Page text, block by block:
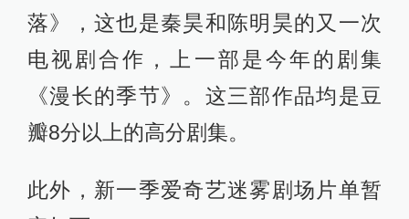
落》，这也是秦昊和陈明昊的又一次
电视剧合作，上一部是今年的剧集
《漫长的季节》。这三部作品均是豆
瓣8分以上的高分剧集。
此外，新一季爱奇艺迷雾剧场片单暂